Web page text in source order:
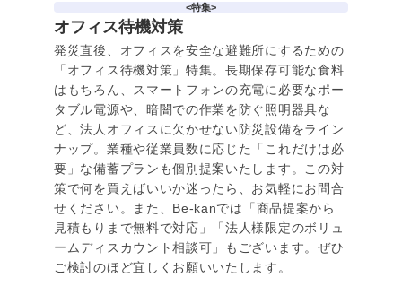
<特集>
オフィス待機対策
発災直後、オフィスを安全な避難所にするための
「オフィス待機対策」特集。長期保存可能な食料
はもちろん、スマートフォンの充電に必要なポー
タブル電源や、暗闇での作業を防ぐ照明器具な
ど、法人オフィスに欠かせない防災設備をライン
ナップ。業種や従業員数に応じた「これだけは必
要」な備蓄プランも個別提案いたします。この対
策で何を買えばいいか迷ったら、お気軽にお問合
せください。また、Be-kanでは「商品提案から
見積もりまで無料で対応」「法人様限定のボリュ
ームディスカウント相談可」もございます。ぜひ
ご検討のほど宜しくお願いいたします。